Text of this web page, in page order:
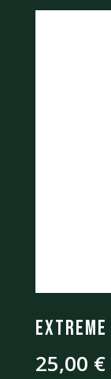
Extreme
25,00 €